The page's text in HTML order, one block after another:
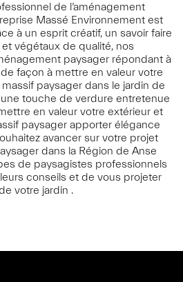
de l’aménagement
Massé Environnement est
à un esprit créatif, un savoir faire
végétaux de qualité, nos
paysager répondant à
façon à mettre en valeur votre
massif paysager dans le jardin de
touche de verdure entretenue
en valeur votre extérieur et
paysager apporter élégance
avancer sur votre projet
dans la Région de Anse
de paysagistes professionnels
conseils et de vous projeter
votre jardin .